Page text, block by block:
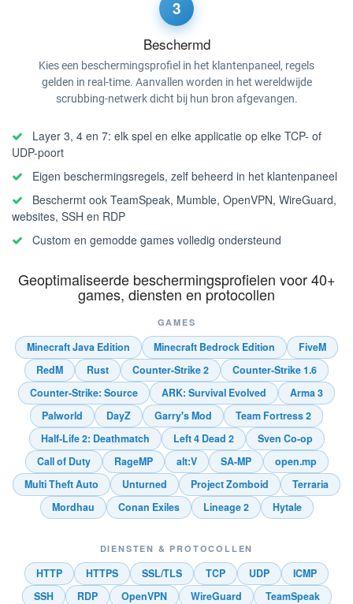
3
Beschermd
Kies een beschermingsprofiel in het klantenpaneel, regels
gelden in real-time. Aanvallen worden in het wereldwijde
scrubbing-netwerk dicht bij hun bron afgevangen.
Layer 3, 4 en 7: elk spel en elke applicatie op elke TCP- of
UDP-poort
Eigen beschermingsregels, zelf beheerd in het klantenpaneel
Beschermt ook TeamSpeak, Mumble, OpenVPN, WireGuard,
websites, SSH en RDP
Custom en gemodde games volledig ondersteund
Geoptimaliseerde beschermingsprofielen voor 40+
games, diensten en protocollen
GAMES
Minecraft Java Edition Minecraft Bedrock Edition
FiveM
RedM
Rust Counter-Strike 2
Counter-Strike 1.6
Counter-Strike: Source
ARK: Survival Evolved
Arma 3
Palworld
DayZ Garry's Mod
Team Fortress 2
Half-Life 2: Deathmatch
Left 4 Dead 2
Sven Co-op
Call of Duty
RageMP alt:V SA-MP
open.mp
Multi Theft Auto
Unturned Project Zomboid
Terraria
Mordhau
Conan Exiles Lineage 2 Hytale
DIENSTEN & PROTOCOLLEN
HTTP HTTPS SSL/TLS TCP UDP
ICMP
SSH
RDP OpenVPN WireGuard
TeamSpeak